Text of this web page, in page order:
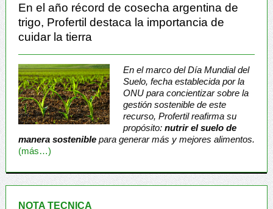
En el año récord de cosecha argentina de
trigo, Profertil destaca la importancia de
cuidar la tierra
En el marco del Día Mundial del
Suelo, fecha establecida por la
ONU para concientizar sobre la
gestión sostenible de este
recurso, Profertil reafirma su
propósito:nutrir el suelo de
manera sosteniblepara generar más y mejores alimentos.
(más…)
NOTA TECNICA